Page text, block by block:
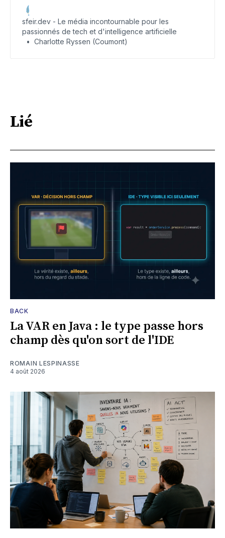
coding, Artifacts et impact sur le métier de dev. Le
récap complet sur sfeir.dev !
sfeir.dev - Le média incontournable pour les
passionnés de tech et d'intelligence artificielle
Charlotte Ryssen (Coumont)
Lié
BACK
La VAR en Java : le type passe hors
champ dès qu'on sort de l'IDE
ROMAIN LESPINASSE
4 août 2026